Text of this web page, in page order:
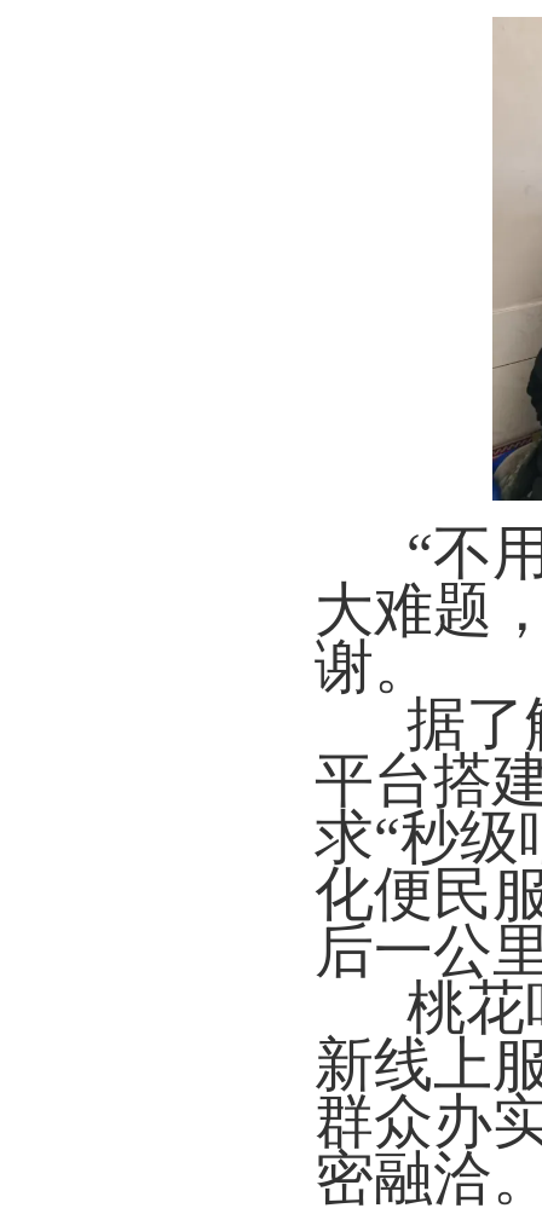
“不
大难题
谢。
据了
平台搭
求“秒级
化便民
后一公
桃花
新线上
群众办
密融洽